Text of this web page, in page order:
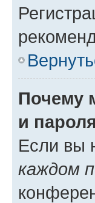
Почему
и
Если вы
каждом